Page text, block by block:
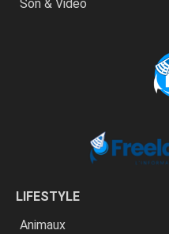
Son & Vidéo
LIFESTYLE
Animaux